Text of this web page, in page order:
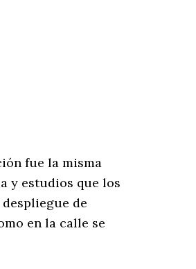
fue la misma
y estudios que los
de
en la calle se